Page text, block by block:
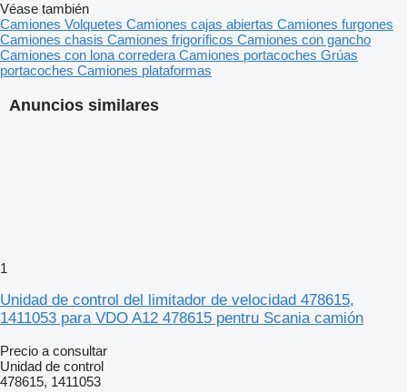
Anuncios similares
1
Unidad de control del limitador de velocidad 478615,
1411053 para VDO A12 478615 pentru Scania camión
Precio a consultar
Unidad de control
478615, 1411053
Véase también
Camiones Volquetes Camiones cajas abiertas Camiones furgones
Camiones chasis Camiones frigoríficos Camiones con gancho
Camiones con lona corredera Camiones portacoches Grúas
portacoches Camiones plataformas